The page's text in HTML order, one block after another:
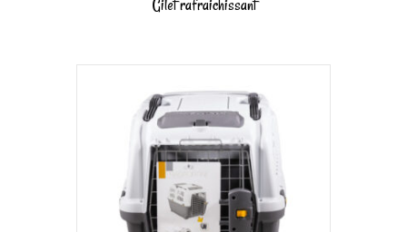
Gilet rafraichissant